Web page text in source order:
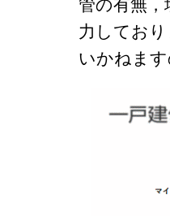
管の有無，
力してお
いかねま